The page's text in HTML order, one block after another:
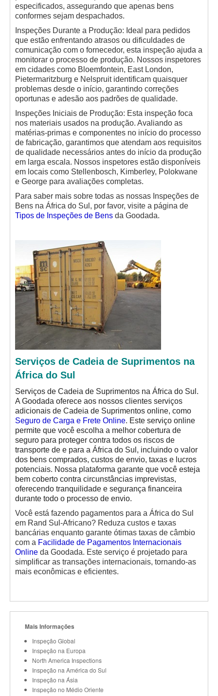
especificados, assegurando que apenas bens
conformes sejam despachados.
Inspeções Durante a Produção: Ideal para pedidos
que estão enfrentando atrasos ou dificuldades de
comunicação com o fornecedor, esta inspeção ajuda a
monitorar o processo de produção. Nossos inspetores
em cidades como Bloemfontein, East London,
Pietermaritzburg e Nelspruit identificam quaisquer
problemas desde o início, garantindo correções
oportunas e adesão aos padrões de qualidade.
Inspeções Iniciais de Produção: Esta inspeção foca
nos materiais usados na produção. Avaliando as
matérias-primas e componentes no início do processo
de fabricação, garantimos que atendam aos requisitos
de qualidade necessários antes do início da produção
em larga escala. Nossos inspetores estão disponíveis
em locais como Stellenbosch, Kimberley, Polokwane
e George para avaliações completas.
Para saber mais sobre todas as nossas Inspeções de
Bens na África do Sul, por favor, visite a página de
Tipos de Inspeções de Bens da Goodada.
Serviços de Cadeia de Suprimentos na
África do Sul
Serviços de Cadeia de Suprimentos na África do Sul.
A Goodada oferece aos nossos clientes serviços
adicionais de Cadeia de Suprimentos online, como
Seguro de Carga e Frete Online. Este serviço online
permite que você escolha a melhor cobertura de
seguro para proteger contra todos os riscos de
transporte de e para a África do Sul, incluindo o valor
dos bens comprados, custos de envio, taxas e lucros
potenciais. Nossa plataforma garante que você esteja
bem coberto contra circunstâncias imprevistas,
oferecendo tranquilidade e segurança financeira
durante todo o processo de envio.
Você está fazendo pagamentos para a África do Sul
em Rand Sul-Africano? Reduza custos e taxas
bancárias enquanto garante ótimas taxas de câmbio
com a Facilidade de Pagamentos Internacionais
Online da Goodada. Este serviço é projetado para
simplificar as transações internacionais, tornando-as
mais econômicas e eficientes.
Mais Informações
Inspeção Global
Inspeção na Europa
North America Inspections
Inspeção na América do Sul
Inspeção na Ásia
Inspeção no Médio Oriente